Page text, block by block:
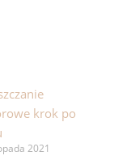
krok po
2021